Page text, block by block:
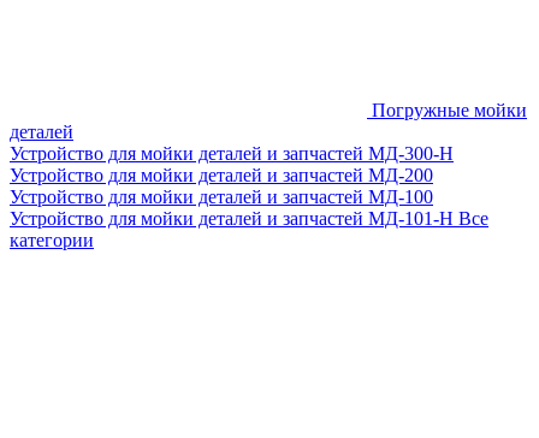
Погружные мойки
деталей
Устройство для мойки деталей и запчастей МД-300-H
Устройство для мойки деталей и запчастей МД-200
Устройство для мойки деталей и запчастей МД-100
Устройство для мойки деталей и запчастей МД-101-Н Все
категории